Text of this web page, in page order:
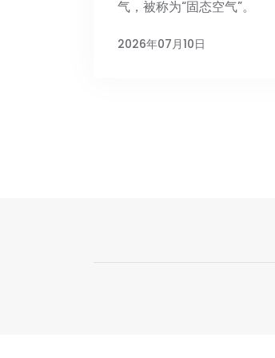
气，被称为“固态空气”。
2026年07月10日